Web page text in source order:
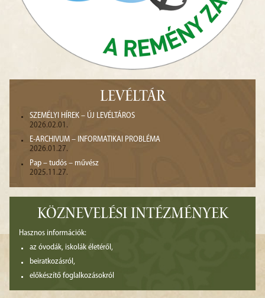
LEVÉLTÁR
SZEMÉLYI HÍREK – ÚJ LEVÉLTÁROS
2026.02.01.
E-ARCHIVUM – INFORMATIKAI PROBLÉMA
2026.01.27.
Pap – tudós – művész
2025.11.27.
KÖZNEVELÉSI INTÉZMÉNYEK
Hasznos információk:
az óvodák, iskolák életéről,
beiratkozásról,
előkészítő foglalkozásokról